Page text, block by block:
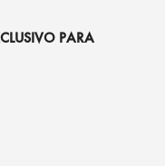
PARA